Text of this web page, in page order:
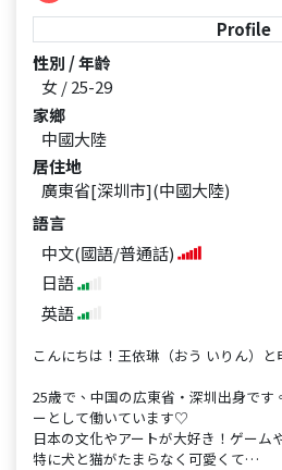
Profile
性別 / 年齡
女 / 25-29
家鄉
中國大陸
居住地
廣東省[深圳市](中國大陸)
語言
中文(國語/普通話)
日語
英語
こんにちは！王依琳（おう いりん）と
25歳で、中国の広東省・深圳出身です
ーとして働いています♡
日本の文化やアートが大好き！ゲーム
特に犬と猫がたまらなく可愛くて…